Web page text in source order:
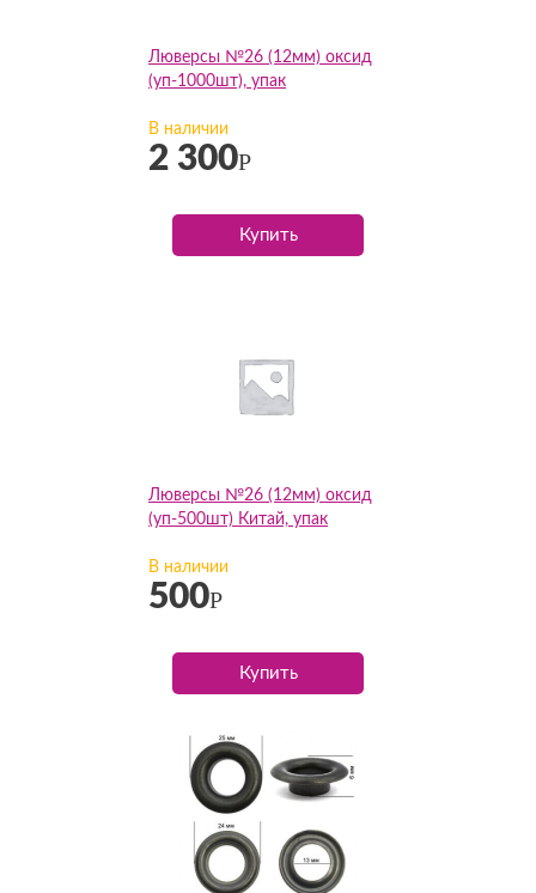
Люверсы №26 (12мм) оксид
(уп-1000шт), упак
В наличии
2 300Р
Купить
Люверсы №26 (12мм) оксид
(уп-500шт) Китай, упак
В наличии
500Р
Купить